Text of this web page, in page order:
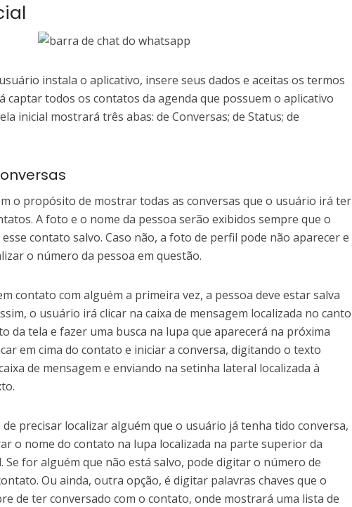
instala o aplicativo, insere seus dados e aceitas os termos
captar todos os contatos da agenda que possuem o aplicativo
inicial mostrará três abas: de Conversas; de Status; de
o propósito de mostrar todas as conversas que o usuário irá ter
A foto e o nome da pessoa serão exibidos sempre que o
contato salvo. Caso não, a foto de perfil pode não aparecer e
o número da pessoa em questão.
contato com alguém a primeira vez, a pessoa deve estar salva
o usuário irá clicar na caixa de mensagem localizada no canto
da tela e fazer uma busca na lupa que aparecerá na próxima
em cima do contato e iniciar a conversa, digitando o texto
de mensagem e enviando na setinha lateral localizada à
de precisar localizar alguém que o usuário já tenha tido conversa,
o nome do contato na lupa localizada na parte superior da
Se for alguém que não está salvo, pode digitar o número de
Ou ainda, outra opção, é digitar palavras chaves que o
de ter conversado com o contato, onde mostrará uma lista de